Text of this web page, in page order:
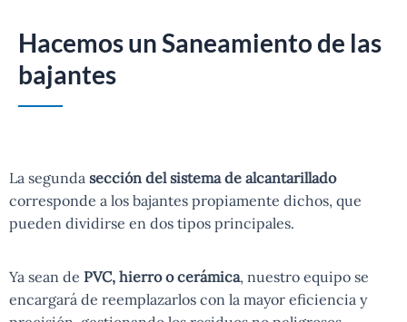
Hacemos un Saneamiento de las
bajantes
La segunda sección del sistema de alcantarillado
corresponde a los bajantes propiamente dichos, que
pueden dividirse en dos tipos principales.
Ya sean de PVC, hierro o cerámica, nuestro equipo se
encargará de reemplazarlos con la mayor eficiencia y